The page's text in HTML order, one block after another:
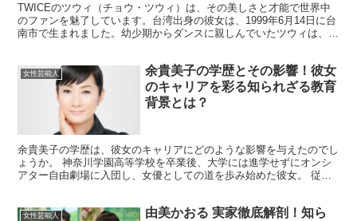
TWICEのツウィ（チョウ・ツウィ）は、その美しさと才能で世界中
のファンを魅了しています。台湾出身の彼女は、1999年6月14日に台
南市で生まれました。幼少期からダンスに親しんでいたツウィは、中
女性芸能人
余貴美子の学歴とその影響！彼女
のキャリアを彩る知られざる教育
背景とは？
余貴美子の学歴は、彼女のキャリアにどのような影響を与えたのでし
ょうか。 神奈川学園高等学校を卒業後、大学には進学せずにオンシ
アター自由劇場に入団し、女優としての道を歩み始めた彼女。 従姉
女性芸能人
由美かおる 実家徹底解剖！知ら